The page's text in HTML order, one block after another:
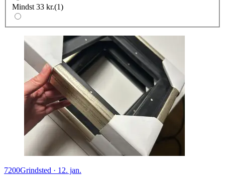
Mindst 33 kr.(1)
7200Grindsted · 12. jan.